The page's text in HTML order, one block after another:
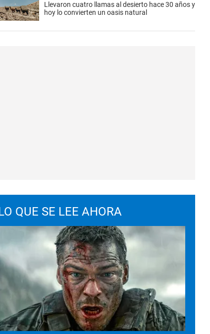
Llevaron cuatro llamas al desierto hace 30 años y
hoy lo convierten un oasis natural
QUE SE LEE AHORA